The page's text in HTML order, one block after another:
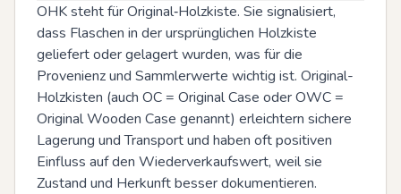
OHK steht für Original‑Holzkiste. Sie signalisiert,
dass Flaschen in der ursprünglichen Holzkiste
geliefert oder gelagert wurden, was für die
Provenienz und Sammlerwerte wichtig ist. Original-
Holzkisten (auch OC = Original Case oder OWC =
Original Wooden Case genannt) erleichtern sichere
Lagerung und Transport und haben oft positiven
Einfluss auf den Wiederverkaufswert, weil sie
Zustand und Herkunft besser dokumentieren.